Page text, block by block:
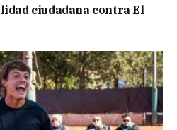
ciudadana contra El